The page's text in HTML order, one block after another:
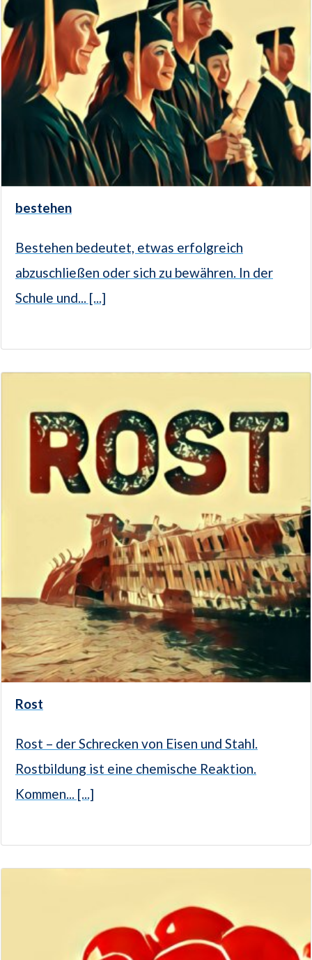
bestehen
Bestehen bedeutet, etwas erfolgreich
abzuschließen oder sich zu bewähren. In der
Schule und... [...]
Rost
Rost – der Schrecken von Eisen und Stahl.
Rostbildung ist eine chemische Reaktion.
Kommen... [...]